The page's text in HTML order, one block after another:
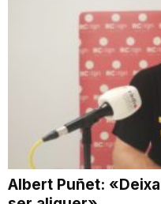
a
r
Albert Puñet: